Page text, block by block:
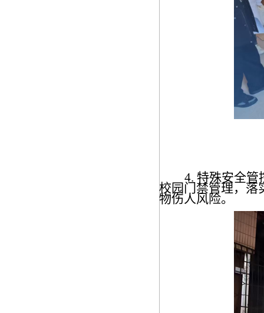
4. 特殊安全管
校园门禁管理，落
物伤人风险。